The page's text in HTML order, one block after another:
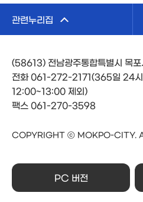
관련누리집
(58613) 전남광주통합특별시 목
전화 061-272-2171(365일 24시
12:00~13:00 제외)
팩스 061-270-3598
COPYRIGHT ⓒ MOKPO-CITY.
PC 버전